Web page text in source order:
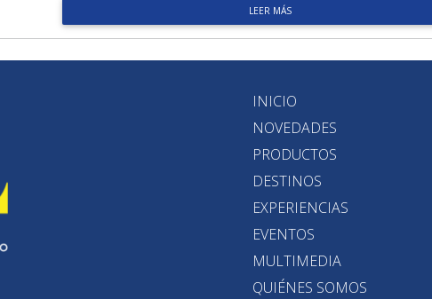
LEER MÁS
INICIO
NOVEDADES
PRODUCTOS
DESTINOS
EXPERIENCIAS
EVENTOS
MULTIMEDIA
QUIÉNES SOMOS